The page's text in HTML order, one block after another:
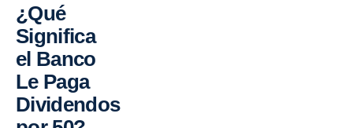
¿Qué
Significa
el Banco
Le Paga
Dividendos